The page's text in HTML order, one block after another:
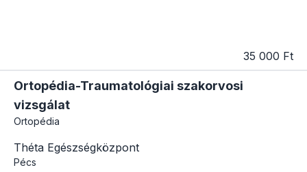
35 000 Ft
Ortopédia-Traumatológiai szakorvosi
vizsgálat
Ortopédia
Théta Egészségközpont
Pécs